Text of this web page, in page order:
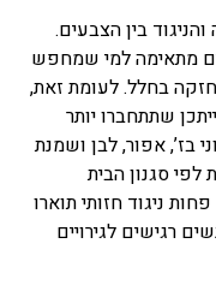
בין הצבעים.
מתאימה למי שמחפש
חזקה בחלל. לעומת זאת,
שתתחברו יותר
בז’, אפור, לבן ושמנת
סגנון הבית
ניגוד חזותי תוארו
רגישים לגירויים